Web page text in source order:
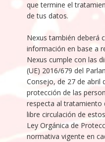
que termine el
de tus datos.
Nexus también deberá
información en base a
Nexus cumple con las
(UE) 2016/679 del
Consejo, de 27 de abril
protección de las
respecta al tratamiento
libre circulación de
Ley Orgánica de
normativa vigente en